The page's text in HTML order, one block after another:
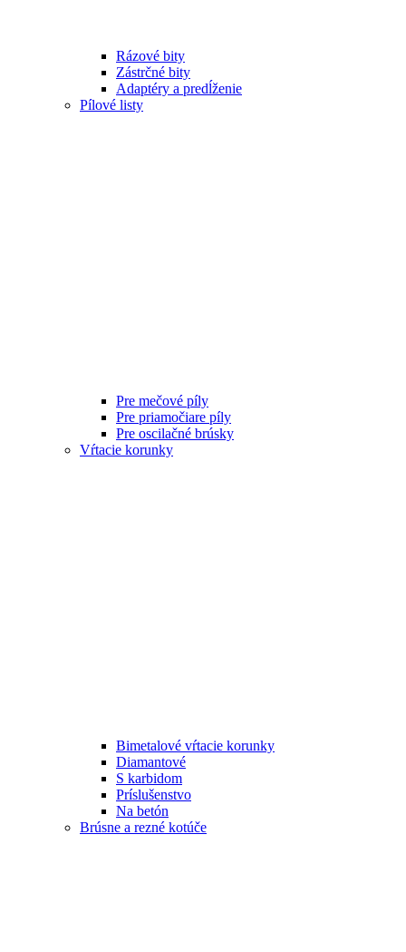
Rázové bity
Zástrčné bity
Adaptéry a predĺženie
Pílové listy
Pre mečové píly
Pre priamočiare píly
Pre oscilačné brúsky
Vŕtacie korunky
Bimetalové vŕtacie korunky
Diamantové
S karbidom
Príslušenstvo
Na betón
Brúsne a rezné kotúče